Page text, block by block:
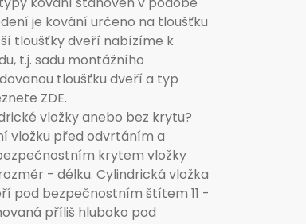
je kování určeno na tloušťku
tloušťky dveří nabízíme k
t.j. sadu montážního
tloušťku dveří a typ
ZDE.
vložky anebo bez krytu?
vložku před odvrtáním a
krytem vložky
- délku. Cylindrická vložka
pod bezpečnostním štítem 11 -
příliš hluboko pod